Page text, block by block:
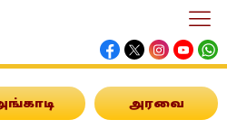
அரவை